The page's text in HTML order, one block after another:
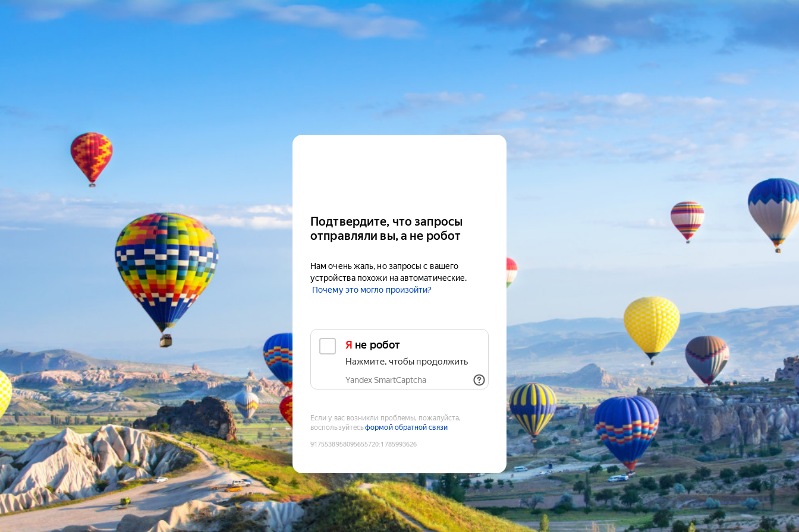
Подтвердите, что запросы
отправляли вы, а не робот
Нам очень жаль, но запросы с вашего
устройства похожи на автоматические.
Почему это могло произойти?
Я не робот
Нажмите, чтобы продолжить
Yandex SmartCaptcha
Если у вас возникли проблемы, пожалуйста,
воспользуйтесьформой обратной связи
9175538958095655720:1785993626